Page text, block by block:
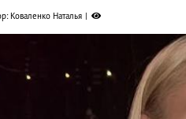
Коваленко Наталья